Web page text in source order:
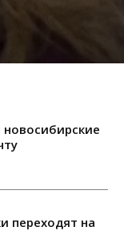
переходят на